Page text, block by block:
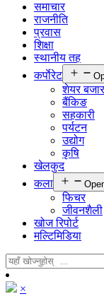
समाचार
राजनीति
प्रवास
शिक्षा
स्थानीय तह
कर्पाेरेट
शेयर बजार
बैंकिङ
सहकारी
पर्यटन
उद्योग
कृषि
खेलकुद
कला
फिचर
जीवनशैली
खोज रिपोर्ट
मल्टिमिडिया
×